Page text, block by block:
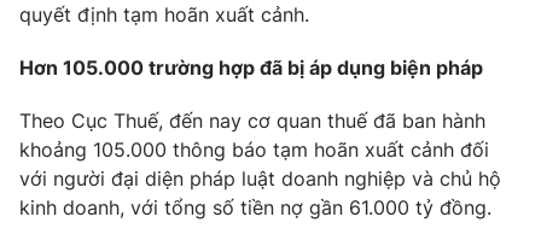
® Cấm sao chép dưới mọi hình thức nếu không có sự chấp
thuận bằng văn bản. Ghi rõ nguồn VTV.vn khi phát hành lại
thông tin từ website này.
quyết định tạm hoãn xuất cảnh.
Hơn 105.000 trường hợp đã bị áp dụng biện pháp
Theo Cục Thuế, đến nay cơ quan thuế đã ban hành
khoảng 105.000 thông báo tạm hoãn xuất cảnh đối
với người đại diện pháp luật doanh nghiệp và chủ hộ
kinh doanh, với tổng số tiền nợ gần 61.000 tỷ đồng.